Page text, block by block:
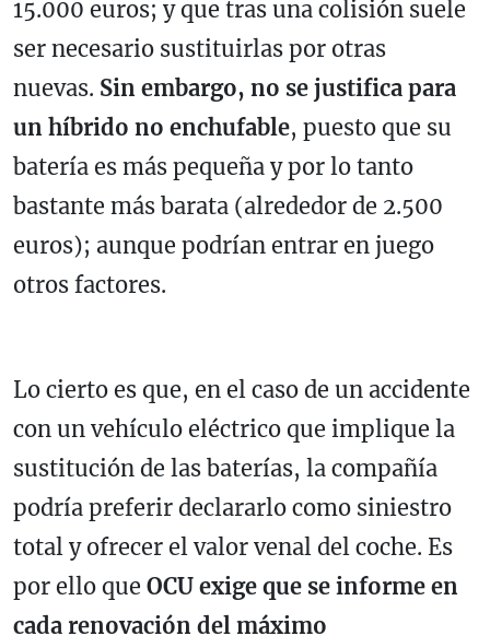
15.000 euros; y que tras una colisión suele
ser necesario sustituirlas por otras
nuevas. Sin embargo, no se justifica para
un híbrido no enchufable, puesto que su
batería es más pequeña y por lo tanto
bastante más barata (alrededor de 2.500
euros); aunque podrían entrar en juego
otros factores.
Lo cierto es que, en el caso de un accidente
con un vehículo eléctrico que implique la
sustitución de las baterías, la compañía
podría preferir declararlo como siniestro
total y ofrecer el valor venal del coche. Es
por ello que OCU exige que se informe en
cada renovación del máximo